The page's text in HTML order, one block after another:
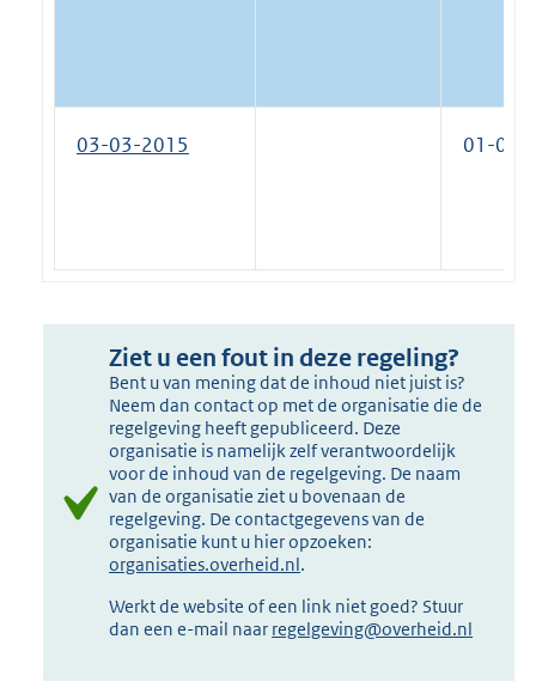
03-03-2015 01-01-
Ziet u een fout in deze regeling?
Bent u van mening dat de inhoud niet juist is?
Neem dan contact op met de organisatie die de
regelgeving heeft gepubliceerd. Deze
organisatie is namelijk zelf verantwoordelijk
voor de inhoud van de regelgeving. De naam
van de organisatie ziet u bovenaan de
regelgeving. De contactgegevens van de
organisatie kunt u hier opzoeken:
organisaties.overheid.nl.
Werkt de website of een link niet goed? Stuur
dan een e-mail naar regelgeving@overheid.nl